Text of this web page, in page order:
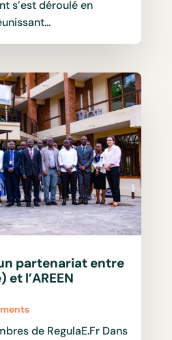
s’est déroulé en
partenariat entre
et l’AREEN
de RegulaE.Fr Dans